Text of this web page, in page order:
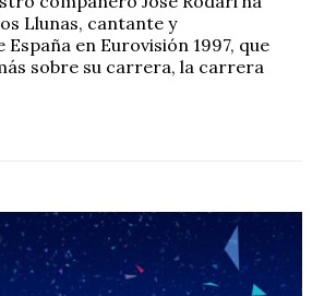
Llunas, cantante y
en Eurovisión 1997, que
sobre su carrera, la carrera